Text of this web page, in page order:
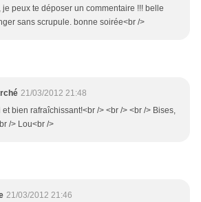
je peux te déposer un commentaire !!! belle
sans scrupule. bonne soirée<br />
21/03/2012 21:48
et bien rafraîchissant!<br /> <br /> <br /> Bises,
/> Lou<br />
21/03/2012 21:46